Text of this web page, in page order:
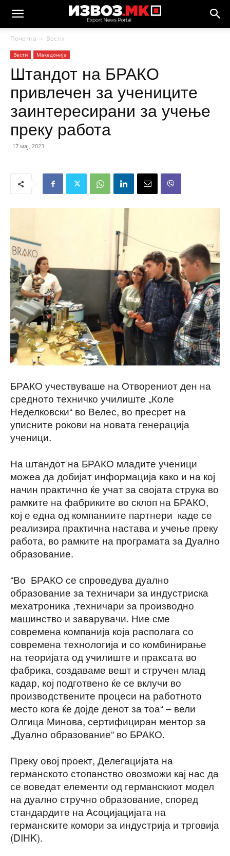
Почетна Вести
Вести Македонија
Штандот на БРАКО
привлечен за учениците
заинтересирани за учење
преку работа
17 мај, 2023
БРАКО учествуваше на Отворениот ден на
средното техничко училиште „Коле
Неделковски“ во Велес, во пресрет на
уписните рокови на новата генерација
ученици.
На штандот на БРАКО младите ученици
можеа да добијат информација како и на кој
начин практично ќе учат за својата струка во
рамките на фабриките во склоп на БРАКО,
кој е една од компаниите партнери каде се
реализира практична настава и учење преку
работа, во рамките на програмата за Дуално
образование.
“Во БРАКО се спроведува дуално
образование за техничари за индустриска
мехатроника ,техничари за производно
машинство и заварувачи. Ние сме
современа компанија која располага со
современа технологија и со комбинирање
на теоријата од училиште и праксата во
фабрика, создаваме вешт и стручен млад
кадар, кој подготвено ќе се вклучи во
производствените процеси на работното
место кога ќе дојде денот за тоа“ – вели
Олгица Минова, сертифициран ментор за
„Дуално образование“ во БРАКО.
Преку овој проект, Делегацијата на
германското стопанство овозможи кај нас да
се воведат елементи од германскиот модел
на дуално стручно образование, според
стандардите на Асоцијацијата на
германските комори за индустрија и трговија
(DIHK).